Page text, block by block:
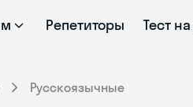
Репетиторы Тест
Русскоязычные